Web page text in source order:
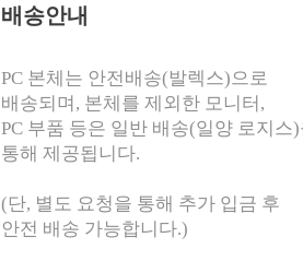
PC 본체는 안전배송(발렉스)으로
배송되며, 본체를 제외한 모니터,
PC 부품 등은 일반 배송(일양 로지스
통해 제공됩니다.
(단, 별도 요청을 통해 추가 입금 후
안전 배송 가능합니다.)
배송안내